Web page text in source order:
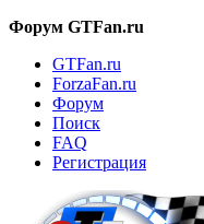
Форум GTFan.ru
GTFan.ru
ForzaFan.ru
Форум
Поиск
FAQ
Регистрация